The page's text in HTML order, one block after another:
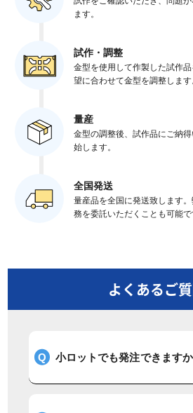
ます。
試作・調整
金型を使用して作製した試作
望に合わせて金型を調整します
量産
金型の調整後、試作品にご納
始します。
全国発送
量産品を全国に発送致します
務を委託いただくことも可能で
よくあるご
Q 小ロットでも発注できますか